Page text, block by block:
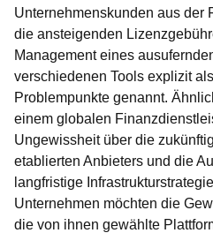
Unternehmenskunden aus der
die ansteigenden
Management eines
verschiedenen Tools explizit
Problempunkte genannt.
einem globalen
Ungewissheit über die
etablierten Anbieters und die
langfristige
Unternehmen möchten die
die von ihnen gewählte